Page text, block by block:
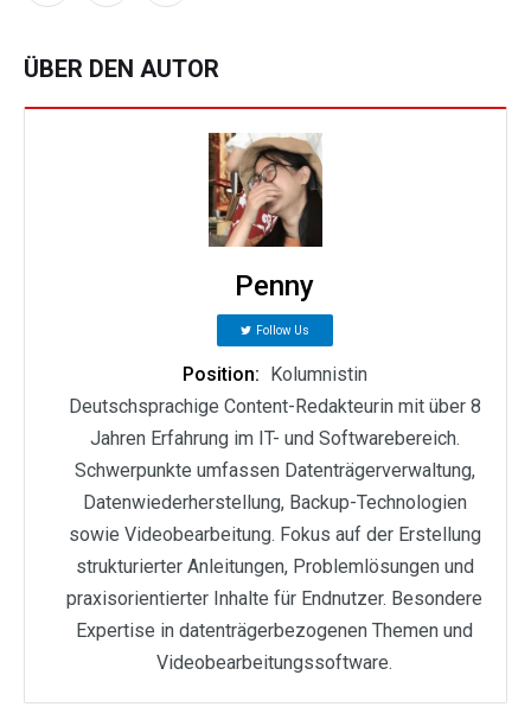
ÜBER DEN AUTOR
Penny
Follow Us
Position: Kolumnistin
Deutschsprachige Content-Redakteurin mit über 8
Jahren Erfahrung im IT- und Softwarebereich.
Schwerpunkte umfassen Datenträgerverwaltung,
Datenwiederherstellung, Backup-Technologien
sowie Videobearbeitung. Fokus auf der Erstellung
strukturierter Anleitungen, Problemlösungen und
praxisorientierter Inhalte für Endnutzer. Besondere
Expertise in datenträgerbezogenen Themen und
Videobearbeitungssoftware.